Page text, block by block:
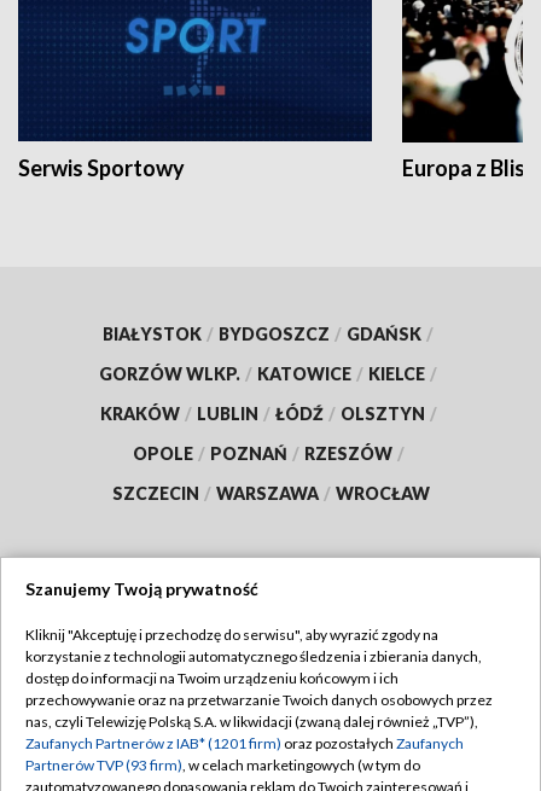
Serwis Sportowy Europa z
BIAŁYSTOK / BYDGOSZCZ / GDAŃSK /
GORZÓW WLKP. / KATOWICE / KIELCE /
KRAKÓW / LUBLIN / ŁÓDŹ / OLSZTYN /
OPOLE / POZNAŃ / RZESZÓW /
SZCZECIN / WARSZAWA / WROCŁAW
TVP
Abonament TVP
Emisja w TVP
Centrum informacji TVP
Regulamin TVP
Polityka prywatności
Moje zgody
Szanujemy Twoją prywatność
Kliknij "Akceptuję i przechodzę do serwisu", aby wyrazić zgody na
korzystanie z technologii automatycznego śledzenia i zbierania danych,
dostęp do informacji na Twoim urządzeniu końcowym i ich
przechowywanie oraz na przetwarzanie Twoich danych osobowych przez
nas, czyli Telewizję Polską S.A. w likwidacji (zwaną dalej również „TVP”),
Zaufanych Partnerów z IAB* (1201 firm) oraz pozostałych Zaufanych
Partnerów TVP (93 firm), w celach marketingowych (w tym do
zautomatyzowanego dopasowania reklam do Twoich zainteresowań i